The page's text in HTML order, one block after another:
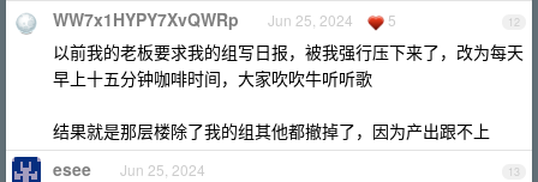
12
WW7x1HYPY7XvQWRp Jun 25, 2024 5
以前我的老板要求我的组写日报，被我强行压下来了，改为每天
早上十五分钟咖啡时间，大家吹吹牛听听歌
结果就是那层楼除了我的组其他都撤掉了，因为产出跟不上
13
esee Jun 25, 2024